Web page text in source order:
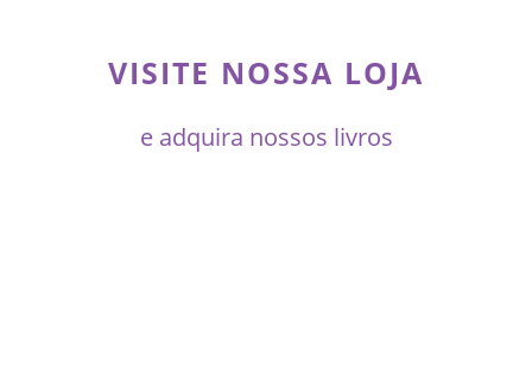
VISITE NOSSA LOJA
e adquira nossos livros